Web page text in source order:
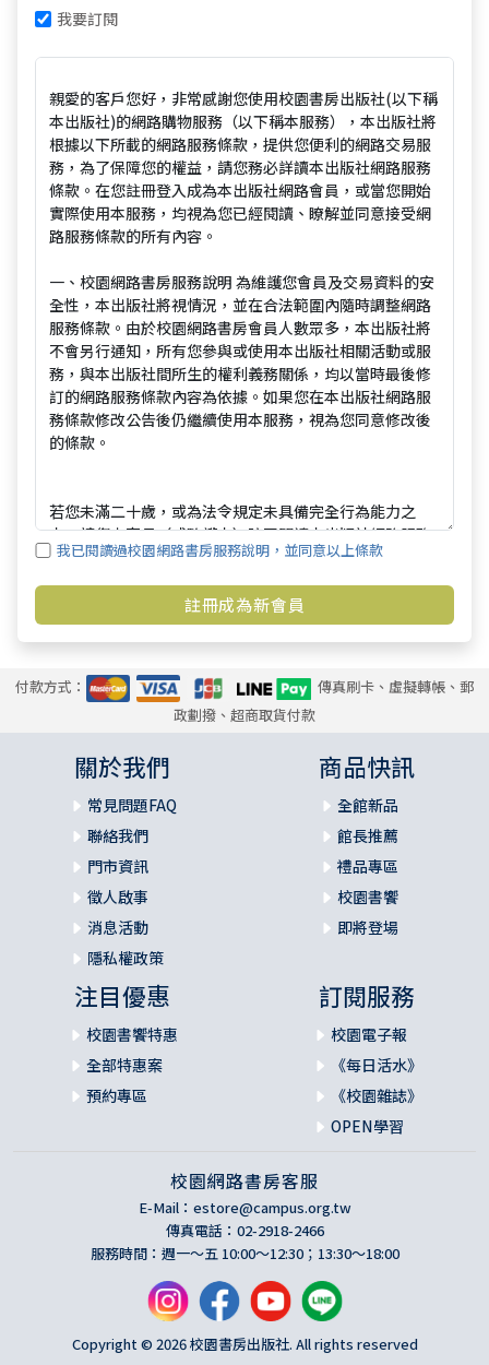
我要訂閱
我已閱讀過校園網路書房服務說明，並同意以上條款
付款方式：
傳真刷卡、虛擬轉帳、郵
政劃撥、超商取貨付款
關於我們
常見問題FAQ
聯絡我們
門市資訊
徵人啟事
消息活動
隱私權政策
商品快訊
全館新品
館長推薦
禮品專區
校園書饗
即將登場
注目優惠
校園書饗特惠
全部特惠案
預約專區
訂閱服務
校園電子報
《每日活水》
《校園雜誌》
OPEN學習
校園網路書房客服
E-Mail： estore@campus.org.tw
傳真電話：02-2918-2466
服務時間：週一～五 10:00～12:30；13:30～18:00
Copyright © 2026 校園書房出版社. All rights reserved